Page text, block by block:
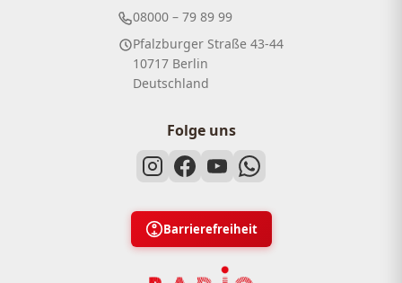
08000 – 79 89 99
Pfalzburger Straße 43-44
10717 Berlin
Deutschland
Folge uns
Barrierefreiheit